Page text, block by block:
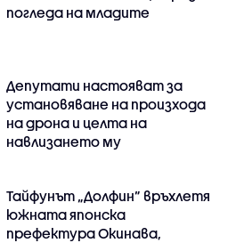
погледа на младите
Депутати настояват за
установяване на произхода
на дрона и целта на
навлизането му
Тайфунът „Долфин” връхлетя
южната японска
префектура Окинава,